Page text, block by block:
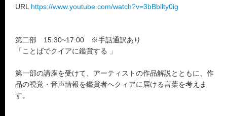
URL https://www.youtube.com/watch?v=3bBbllty0ig
第二部 15:30~17:00 ※手話通訳あり
「ことばでクイアに鑑賞する 」
第一部の講座を受けて、アーティストの作品解説とともに、作
品の視覚・音声情報を鑑賞者へクィアに届ける言葉を考えま
す。